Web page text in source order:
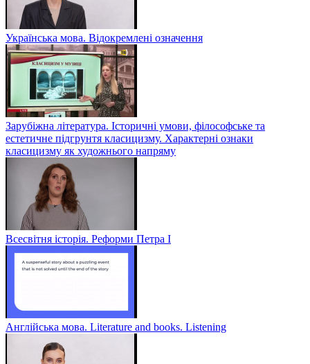
Українська мова. Відокремлені означення
Зарубіжна література. Історичні умови, філософське та
естетичне підгрунтя класицизму. Характерні ознаки
класицизму як художнього напряму
Всесвітня історія. Реформи Петра І
Англійська мова. Literature and books. Listening